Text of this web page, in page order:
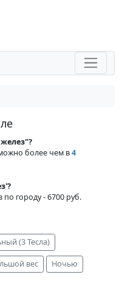
более чем в4
городу - 6700 руб.
(3 Тесла)
вес
Ночью